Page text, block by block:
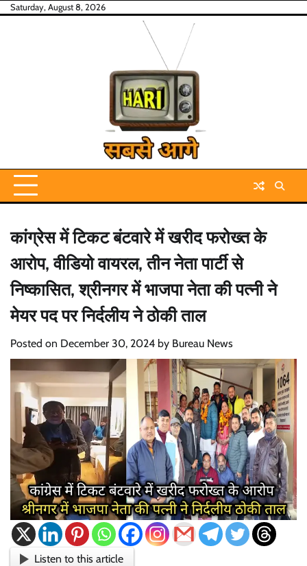
SkipSaturday, August 8, 2026
कांग्रेस में टिकट बंटवारे में खरीद फरोख्त के
आरोप, वीडियो वायरल, तीन नेता पार्टी से
निष्कासित, श्रीनगर में भाजपा नेता की पत्नी ने
मेयर पद पर निर्दलीय ने ठोकी ताल
Posted on December 30, 2024 by Bureau News
Listen to this article